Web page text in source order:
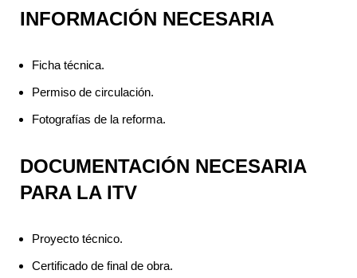
INFORMACIÓN NECESARIA
Ficha técnica.
Permiso de circulación.
Fotografías de la reforma.
DOCUMENTACIÓN NECESARIA
PARA LA ITV
Proyecto técnico.
Certificado de final de obra.